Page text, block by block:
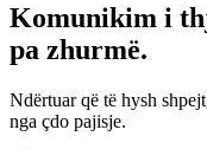
Komunikim i
pa zhurmë.
Ndërtuar që të hysh
nga çdo pajisje.